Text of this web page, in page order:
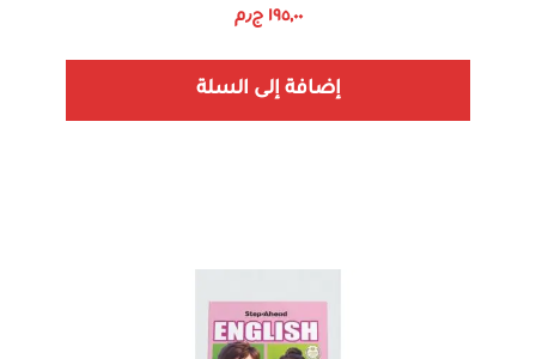
١٩٥,٠٠ ج٫م
إضافة إلى السلة